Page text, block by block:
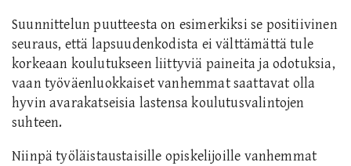
Suunnittelun puutteesta on esimerkiksi se positiivinen
seuraus, että lapsuudenkodista ei välttämättä tule
korkeaan koulutukseen liittyviä paineita ja odotuksia,
vaan työväenluokkaiset vanhemmat saattavat olla
hyvin avarakatseisia lastensa koulutusvalintojen
suhteen.
Niinpä työläistaustaisille opiskelijoille vanhemmat